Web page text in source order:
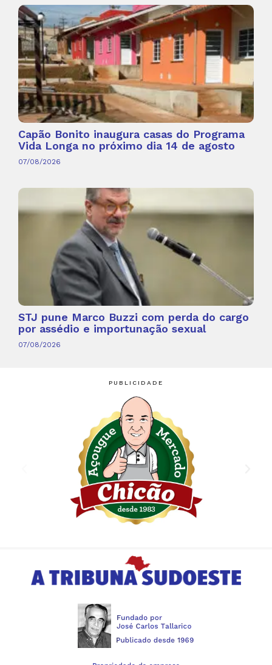
Capão Bonito inaugura casas do Programa
Vida Longa no próximo dia 14 de agosto
07/08/2026
STJ pune Marco Buzzi com perda do cargo
por assédio e importunação sexual
07/08/2026
PUBLICIDADE